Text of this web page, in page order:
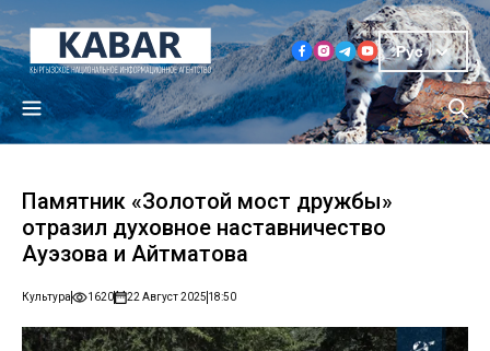
Рус
Памятник «Золотой мост дружбы»
отразил духовное наставничество
Ауэзова и Айтматова
Культура 1620 22 Август 2025 18:50